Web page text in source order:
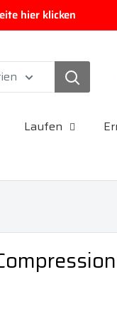
hier klicken
Laufen